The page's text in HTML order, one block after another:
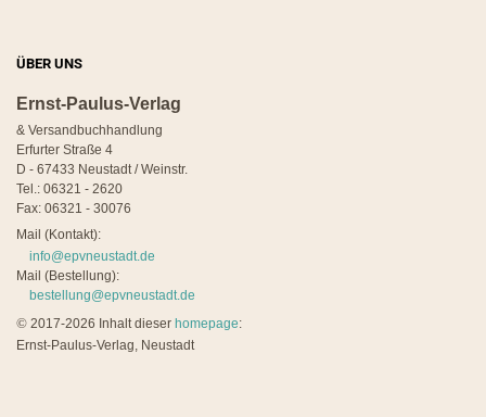
ÜBER UNS
Ernst-Paulus-Verlag
& Versandbuchhandlung
Erfurter Straße 4
D - 67433 Neustadt / Weinstr.
Tel.: 06321 - 2620
Fax: 06321 - 30076
Mail (Kontakt):
info@epvneustadt.de
Mail (Bestellung):
bestellung@epvneustadt.de
© 2017-2026 Inhalt dieser homepage:
Ernst-Paulus-Verlag, Neustadt